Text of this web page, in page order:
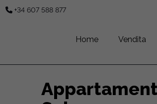
+34 607 588 877
Home Vendita